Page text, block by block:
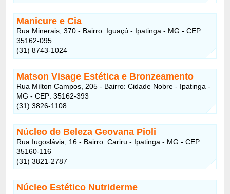
Manicure e Cia
Rua Minerais, 370 - Bairro: Iguaçú - Ipatinga - MG - CEP:
35162-095
(31) 8743-1024
Matson Visage Estética e Bronzeamento
Rua Mílton Campos, 205 - Bairro: Cidade Nobre - Ipatinga -
MG - CEP: 35162-393
(31) 3826-1108
Núcleo de Beleza Geovana Pioli
Rua Iugoslávia, 16 - Bairro: Cariru - Ipatinga - MG - CEP:
35160-116
(31) 3821-2787
Núcleo Estético Nutriderme